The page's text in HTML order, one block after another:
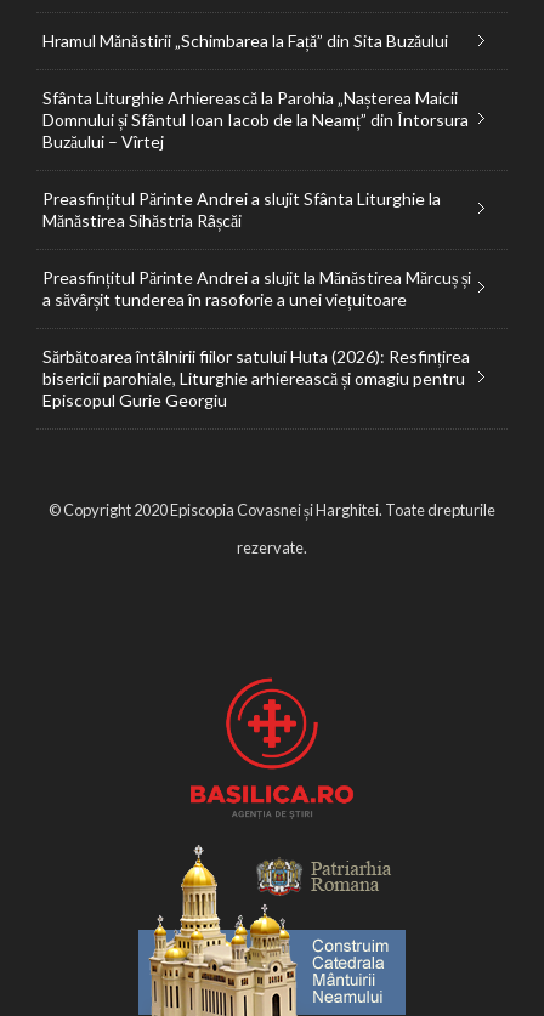
Hramul Mănăstirii „Schimbarea la Față” din Sita Buzăului
Sfânta Liturghie Arhierească la Parohia „Nașterea Maicii
Domnului și Sfântul Ioan Iacob de la Neamț” din Întorsura
Buzăului – Vîrtej
Preasfințitul Părinte Andrei a slujit Sfânta Liturghie la
Mănăstirea Sihăstria Râșcăi
Preasfințitul Părinte Andrei a slujit la Mănăstirea Mărcuș și
a săvârșit tunderea în rasoforie a unei viețuitoare
Sărbătoarea întâlnirii fiilor satului Huta (2026): Resfințirea
bisericii parohiale, Liturghie arhierească și omagiu pentru
Episcopul Gurie Georgiu
© Copyright 2020 Episcopia Covasnei și Harghitei. Toate drepturile
rezervate.